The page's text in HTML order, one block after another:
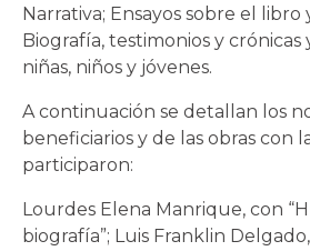
Narrativa; Ensayos sobre el libro
Biografía, testimonios y crónicas
niñas, niños y jóvenes.
A continuación se detallan los
beneficiarios y de las obras con
participaron:
Lourdes Elena Manrique, con
biografía”; Luis Franklin